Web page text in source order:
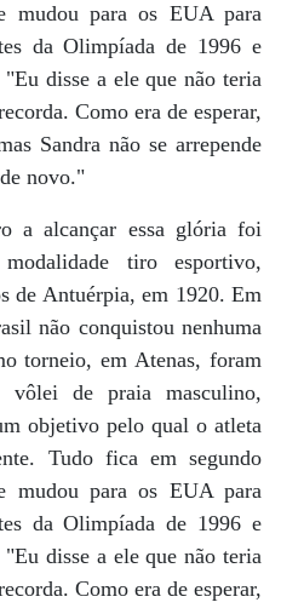
mudou para os EUA para
da Olimpíada de 1996 e
disse a ele que não teria
Como era de esperar,
Sandra não se arrepende
novo."
a alcançar essa glória foi
tiro esportivo,
de Antuérpia, em 1920. Em
não conquistou nenhuma
torneio, em Atenas, foram
de praia masculino,
objetivo pelo qual o atleta
Tudo fica em segundo
mudou para os EUA para
da Olimpíada de 1996 e
disse a ele que não teria
Como era de esperar,